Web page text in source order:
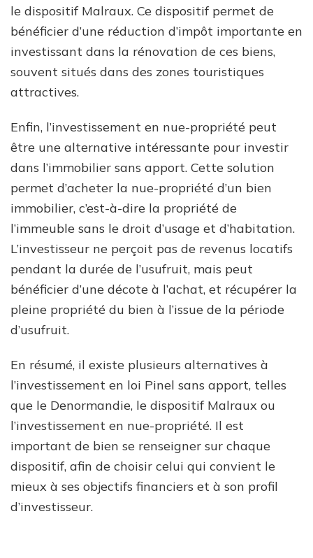
le dispositif Malraux. Ce dispositif permet de
bénéficier d’une réduction d’impôt importante en
investissant dans la rénovation de ces biens,
souvent situés dans des zones touristiques
attractives.
Enfin, l’investissement en nue-propriété peut
être une alternative intéressante pour investir
dans l’immobilier sans apport. Cette solution
permet d’acheter la nue-propriété d’un bien
immobilier, c’est-à-dire la propriété de
l’immeuble sans le droit d’usage et d’habitation.
L’investisseur ne perçoit pas de revenus locatifs
pendant la durée de l’usufruit, mais peut
bénéficier d’une décote à l’achat, et récupérer la
pleine propriété du bien à l’issue de la période
d’usufruit.
En résumé, il existe plusieurs alternatives à
l’investissement en loi Pinel sans apport, telles
que le Denormandie, le dispositif Malraux ou
l’investissement en nue-propriété. Il est
important de bien se renseigner sur chaque
dispositif, afin de choisir celui qui convient le
mieux à ses objectifs financiers et à son profil
d’investisseur.